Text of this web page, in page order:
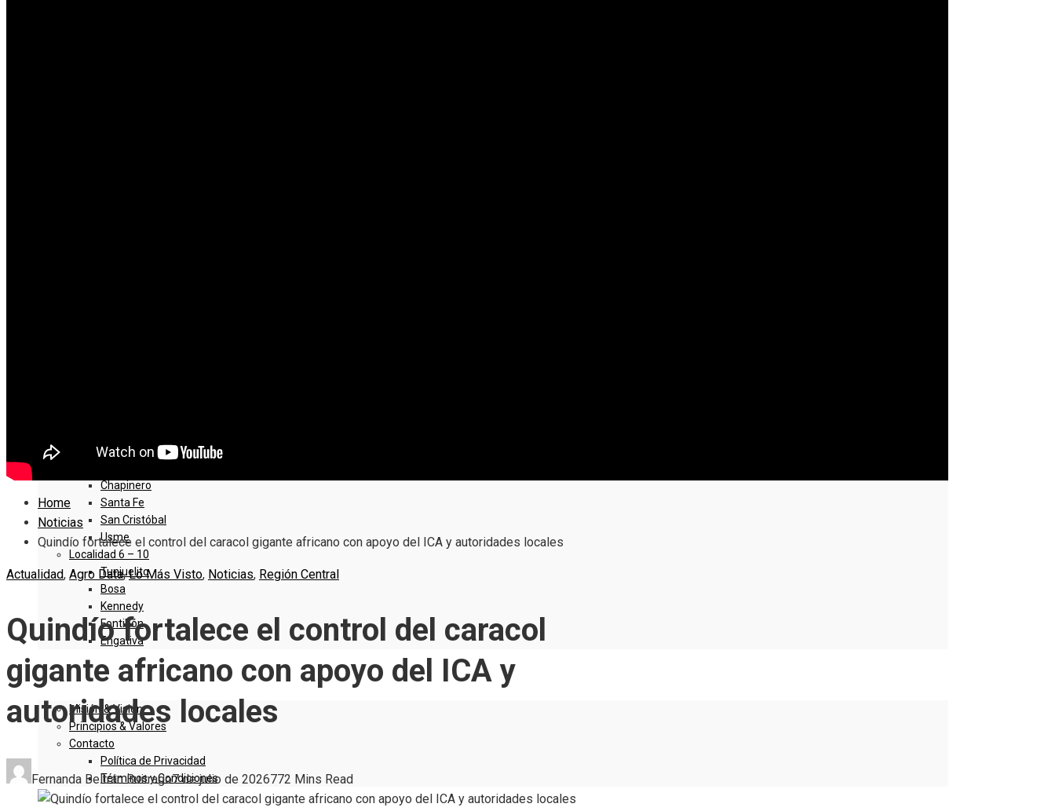
Localidad 1 – 5
Chapinero
Santa Fe
San Cristóbal
Usme
Localidad 6 – 10
Tunjuelito
Bosa
Kennedy
Fontibón
Engativa
QUIENES SOMOS
Misión & Visión
Principios & Valores
Contacto
Política de Privacidad
Términos y Condiciones
Home
Noticias
Quindío fortalece el control del caracol gigante africano con apoyo del ICA y autoridades locales
Actualidad, Agro Data,Lo Más Visto, Noticias, Región Central
Quindío fortalece el control del caracol
gigante africano con apoyo del ICA y
autoridades locales
Fernanda Beltrán Buitrago7 de julio de 2026772 Mins Read